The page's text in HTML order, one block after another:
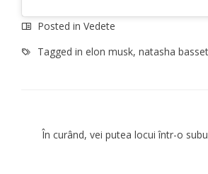
Posted in Vedete
Tagged in elon musk, natasha
În curând, vei putea locui într-o